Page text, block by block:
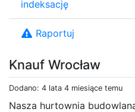
Knauf Wrocław
Dodano: 4 lata 4 miesiące temu
Nasza hurtownia
indeksację
Raportuj